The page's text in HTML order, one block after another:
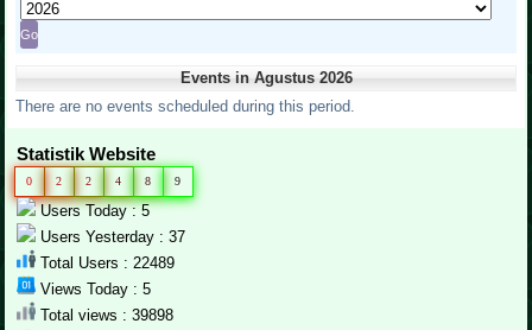
Events in Agustus 2026
There are no events scheduled during this period.
Statistik Website
0 2 2 4 8 9
Users Today : 5
Users Yesterday : 37
Total Users : 22489
Views Today : 5
Total views : 39898